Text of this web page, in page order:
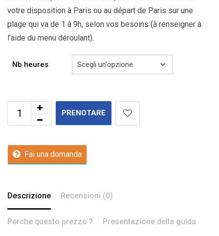
votre disposition à Paris ou au départ de Paris sur une
plage qui va de 1 à 9h, selon vos besoins (à renseigner à
l’aide du menu déroulant).
Nb heures
PRENOTARE
Fai una domanda
Descrizione Recensioni (0)
Perché questo prezzo ? Presentazione della guida